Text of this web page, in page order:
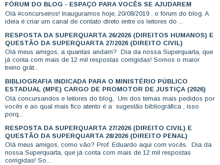
FÓRUM DO BLOG - ESPAÇO PARA VOCÊS SE AJUDAREM
Olá #concurseiros! Inauguramos hoje, 20/08/2019 , o fórum do blog. A
ideia é criar um canal de contato direto entre os leitores do ...
RESPOSTA DA SUPERQUARTA 26/2026 (DIREITOS HUMANOS) E
QUESTÃO DA SUPERQUARTA 27/2026 (DIREITO CIVIL)
Olá meus amigos, a quantas andam? Dia da nossa Superquarta, que
já conta com mais de 12 mil respostas corrigidas! Somos o maior
treino grát...
BIBLIOGRAFIA INDICADA PARA O MINISTÉRIO PÚBLICO
ESTADUAL (MPE) CARGO DE PROMOTOR DE JUSTIÇA (2026)
Olá concursandos e leitores do blog, Um dos temas mais pedidos por
vocês e ao qual mais fico atento é a sugestão bibliográfica , isso
porq...
RESPOSTA DA SUPERQUARTA 27/2026 (DIREITO CIVIL) E
QUESTÃO DA SUPERQUARTA 28/2026 (DIREITO PENAL)
Olá meus amigos, como vão? Prof. Eduardo aqui com vocês. Dia da
nossa Superquarta, que já conta com mais de 12 mil respostas
corrigidas! So...